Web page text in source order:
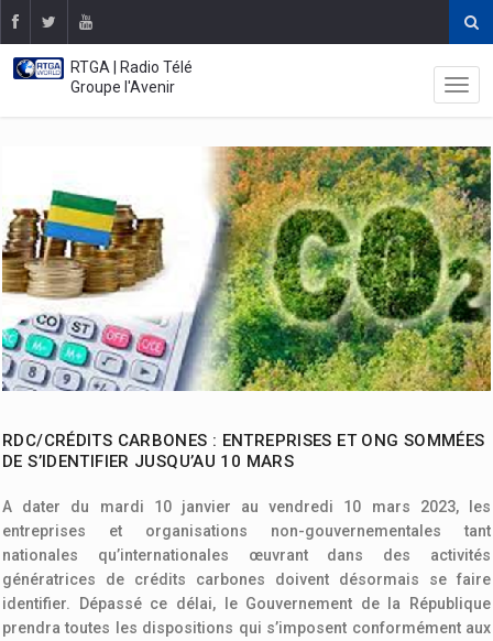
RTGA | Radio Télé
Groupe l'Avenir
RDC/CRÉDITS CARBONES : ENTREPRISES ET ONG SOMMÉES
DE S’IDENTIFIER JUSQU’AU 10 MARS
A dater du mardi 10 janvier au vendredi 10 mars 2023, les
entreprises et organisations non-gouvernementales tant
nationales qu’internationales œuvrant dans des activités
génératrices de crédits carbones doivent désormais se faire
identifier. Dépassé ce délai, le Gouvernement de la République
prendra toutes les dispositions qui s’imposent conformément aux